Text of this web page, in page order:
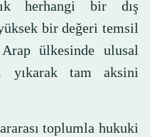
herhangi bir dış
bir değeri temsil
ülkesinde ulusal
yıkarak tam aksini
toplumla hukuki